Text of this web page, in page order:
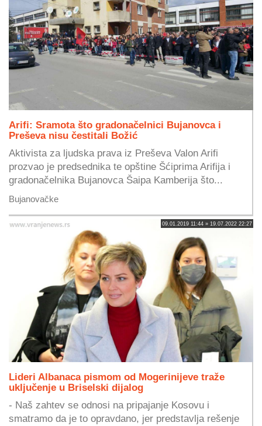
Arifi: Sramota što gradonačelnici Bujanovca i
Preševa nisu čestitali Božić
Aktivista za ljudska prava iz Preševa Valon Arifi
prozvao je predsednika te opštine Šćiprima Arifija i
gradonačelnika Bujanovca Šaipa Kamberija što...
Bujanovačke
09.01.2019 11:44 » 19.07.2022 22:27
Lideri Albanaca pismom od Mogerinijeve traže
uključenje u Briselski dijalog
- Naš zahtev se odnosi na pripajanje Kosovu i
smatramo da je to opravdano, jer predstavlja rešenje